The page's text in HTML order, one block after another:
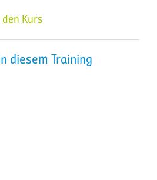
Kurs
diesem Training